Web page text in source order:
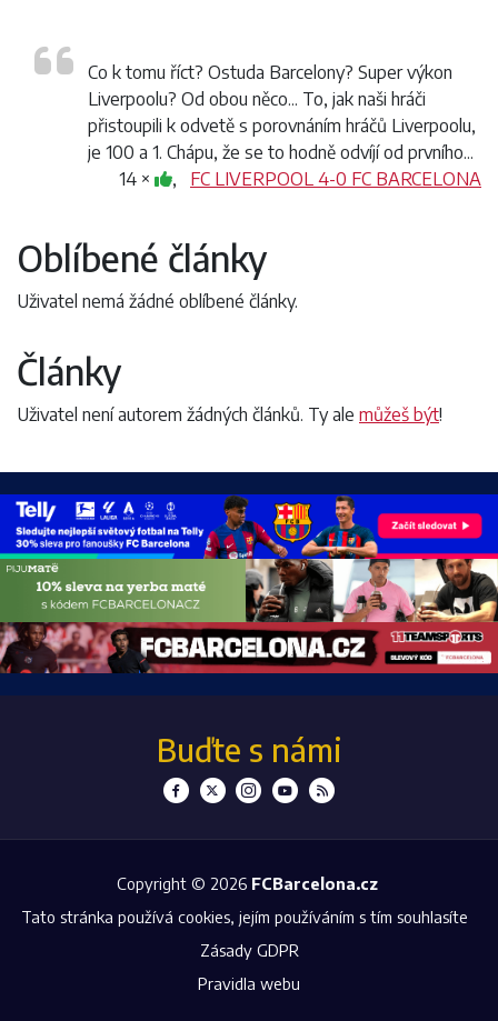
Co k tomu říct? Ostuda Barcelony? Super výkon
Liverpoolu? Od obou něco... To, jak naši hráči
přistoupili k odvetě s porovnáním hráčů Liverpoolu,
je 100 a 1. Chápu, že se to hodně odvíjí od prvního...
14 ×
, FC LIVERPOOL 4-0 FC BARCELONA
Oblíbené články
Uživatel nemá žádné oblíbené články.
Články
Uživatel není autorem žádných článků. Ty ale můžeš být!
Buďte s námi
Copyright © 2026 FCBarcelona.cz
Tato stránka používá cookies, jejím používáním s tím souhlasíte
Zásady GDPR
Pravidla webu